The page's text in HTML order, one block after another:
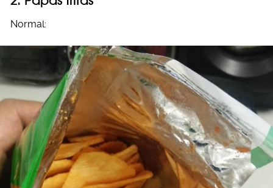
Normal: